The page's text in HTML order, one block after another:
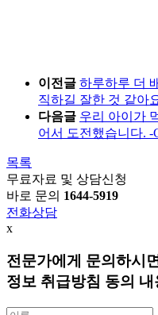
이전글 하루하루 더
직하길 잘한 것 같아
다음글 우리 아이가
어서 도전했습니다.
목록
무료자료 및 상담신청
바로 문의 1644-5919
전화상담
x
전문가에게 문의하시면
정보 취급방침 동의 내